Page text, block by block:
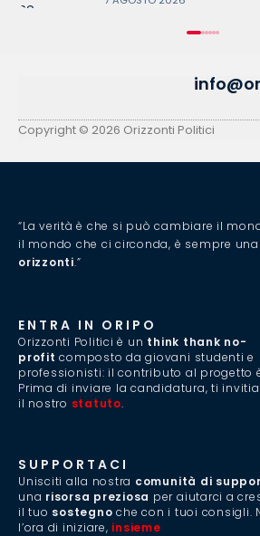
Copyright © 2026 Orizzonti Politici
“La verità è che si può cambiare il
il mondo che ci circonda, è sempre
orizzonti.”
ENTRA IN ORIPO
Orizzonti Politici è un think thank no-
profit composto da giovani studenti e
professionisti: il contributo al progetto
Prima di inviare la candidatura, ti
il nostro statuto.
SUPPORTACI
Unisciti alla nostra comunità di
una risorsa preziosa per aiutarci a
il tuo sostegno che con i tuoi consigli.
l’ora di iniziare, insieme